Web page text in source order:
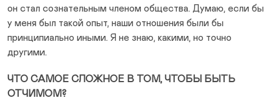
он стал сознательным членом общества. Думаю, если бы
у меня был такой опыт, наши отношения были бы
принципиально иными. Я не знаю, какими, но точно
другими.
ЧТО САМОЕ СЛОЖНОЕ В ТОМ, ЧТОБЫ БЫТЬ
ОТЧИМОМ?